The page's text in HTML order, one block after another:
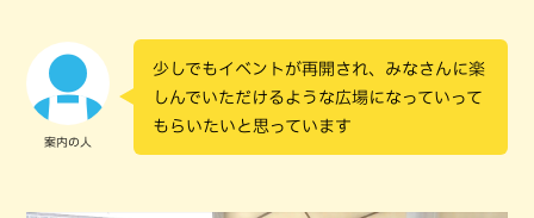
案内の人
少しでもイベントが再開され、みなさんに楽
しんでいただけるような広場になっていって
もらいたいと思っています